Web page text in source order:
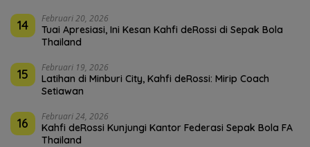
14 Februari 20, 2026
Tuai Apresiasi, Ini Kesan Kahfi deRossi di Sepak Bola
Thailand
15 Februari 19, 2026
Latihan di Minburi City, Kahfi deRossi: Mirip Coach
Setiawan
16 Februari 24, 2026
Kahfi deRossi Kunjungi Kantor Federasi Sepak Bola FA
Thailand